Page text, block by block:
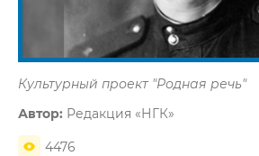
Культурный проект "Родная речь"
Автор: Редакция «НГК»
4476